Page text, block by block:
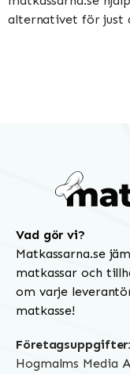
alternativet för just
Vad gör vi?
Matkassarna.se
matkassar och
om varje
matkasse!
Företagsuppgifter:
Hogmalms Media